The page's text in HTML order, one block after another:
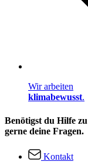
Wir arbeiten
klimabewusst.
Benötigst du Hilfe
gerne deine Fragen.
Kontakt